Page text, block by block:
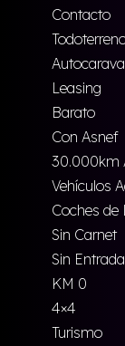
Contacto
Leasing
Barato
Con Asnef
30.000km
Vehículos
Coches de
Sin Carnet
Sin Entrada
KM 0
4×4
Turismo